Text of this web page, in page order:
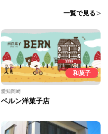
一覧で見る
和菓子
愛知岡崎
ベルン洋菓子店